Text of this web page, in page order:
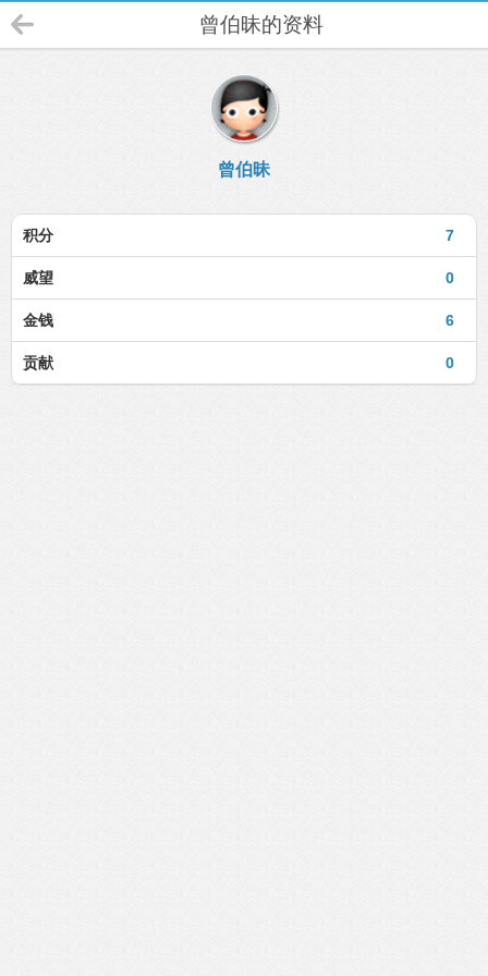
曾伯昧的资料
曾伯昧
7
积分
0
威望
6
金钱
0
贡献